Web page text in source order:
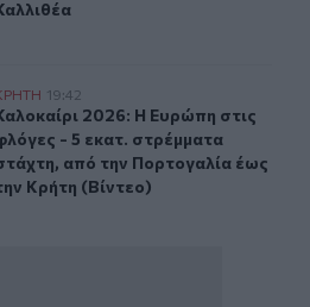
στις φλόγες - 5 εκατ.
19:42
2026: Η Ευρώπη στις
2026: Η Ευρώπη στις
- 5 εκατ. στρέμματα
από την Πορτογαλία έως
Κρήτη (Βίντεο)